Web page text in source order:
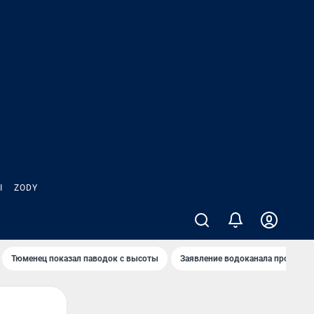
ZODY
Тюменец показал паводок с высоты Заявление водоканала про